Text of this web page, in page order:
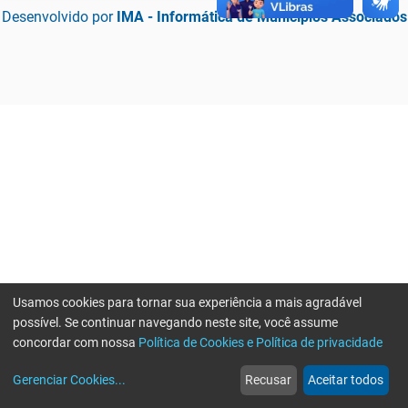
Desenvolvido por IMA - Informática de Municípios Associados
web
Notícias
more_horiz
Mais
Usamos cookies para tornar sua experiência a mais agradável
possível. Se continuar navegando neste site, você assume
concordar com nossa Política de Cookies e Política de privacidade
Gerenciar Cookies... Recusar Aceitar todos
Erro ao enviar informações, por favor tente novamente